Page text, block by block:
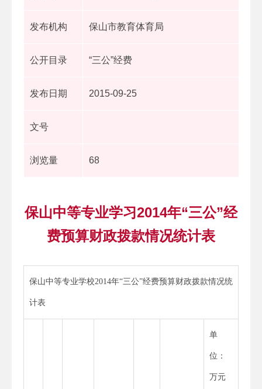
发布机构 保山市教育体育局
公开目录 “三公”经费
发布日期 2015-09-25
文号
浏览量 68
保山中等专业学习2014年“三公”经
费预算财政拨款情况统计表
保山中等专业学校2014年“三公”经费预算财政拨款情况统
计表
单
位：
万元